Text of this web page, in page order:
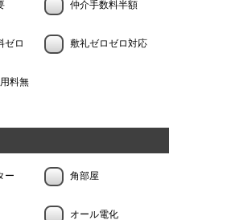
仲介手数料半額
ゼロ 敷礼ゼロゼロ対応
料無
ー 角部屋
オール電化